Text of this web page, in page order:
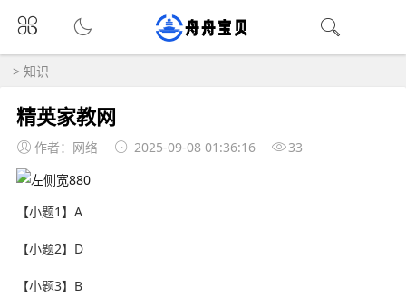
> 知识
精英家教网
作者：网络 2025-09-08 01:36:16 33
【小题1】A
【小题2】D
【小题3】B